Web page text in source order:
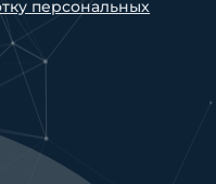
персональных